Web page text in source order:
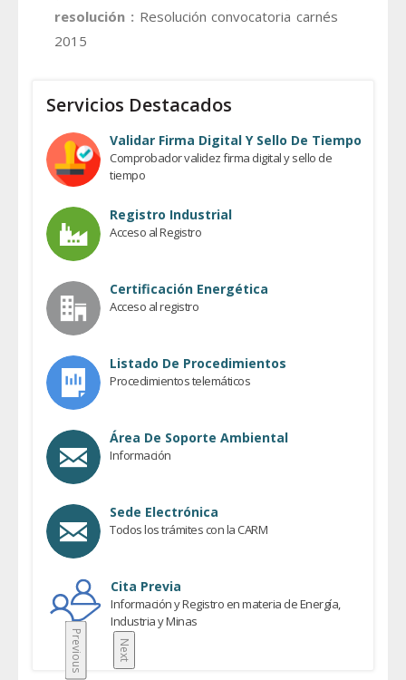
resolución : Resolución convocatoria carnés
2015
Servicios Destacados
Validar Firma Digital Y Sello De Tiempo
Comprobador validez firma digital y sello de
tiempo
Registro Industrial
Acceso al Registro
Certificación Energética
Acceso al registro
Listado De Procedimientos
Procedimientos telemáticos
Área De Soporte Ambiental
Información
Sede Electrónica
Todos los trámites con la CARM
Cita Previa
Información y Registro en materia de Energía,
Industria y Minas
Previous Next